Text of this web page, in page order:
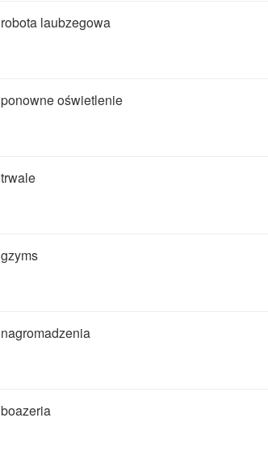
robota laubzegowa
ponowne oświetlenie
trwale
gzyms
nagromadzenia
boazeria